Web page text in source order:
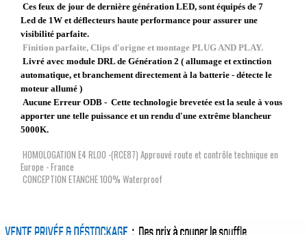
Ces feux de jour de dernière génération LED, sont équipés de 7
Led de 1W et déflecteurs haute performance pour assurer une
visibilité parfaite.
Finition parfaite, Clips d'origne et montage PLUG AND PLAY.
Livré avec module DRL de Génération 2 ( allumage et extinction
automatique, et branchement directement à la batterie - détecte le
moteur allumé )
Aucune Erreur ODB - Cette technologie brevetée est la seule à vous
apporter une telle puissance et un rendu d'une extrême blancheur
5000K.
HOMOLOGATION E4 RL00 -(RCE87) Approuvé route et contrôle technique en
Europe - France
CONCEPTION ETANCHE 100% Waterproof